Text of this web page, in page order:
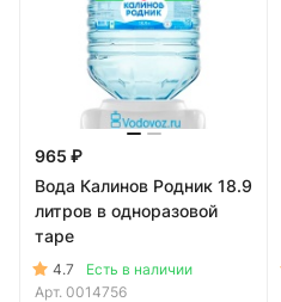
965 ₽
Вода Калинов Родник 18.9
литров в одноразовой
таре
4.7
Есть в наличии
Арт. 0014756